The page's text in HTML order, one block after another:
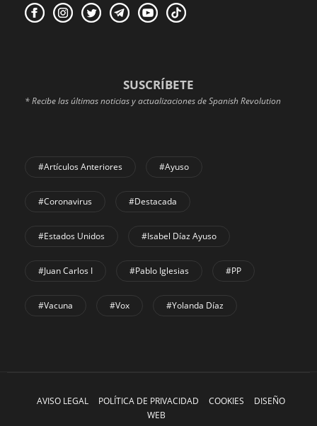
SUSCRÍBETE
* Recibe las últimas noticias y actualizaciones de Spanish Revolution
#Artículos Anteriores #Ayuso
#coronavirus #Destacada
#Estados Unidos #Isabel Díaz Ayuso
#Juan Carlos I #Pablo Iglesias #PP
#Vacuna #Vox #Yolanda Díaz
AVISO LEGAL POLÍTICA DE PRIVACIDAD COOKIES
DISEÑO
WEB